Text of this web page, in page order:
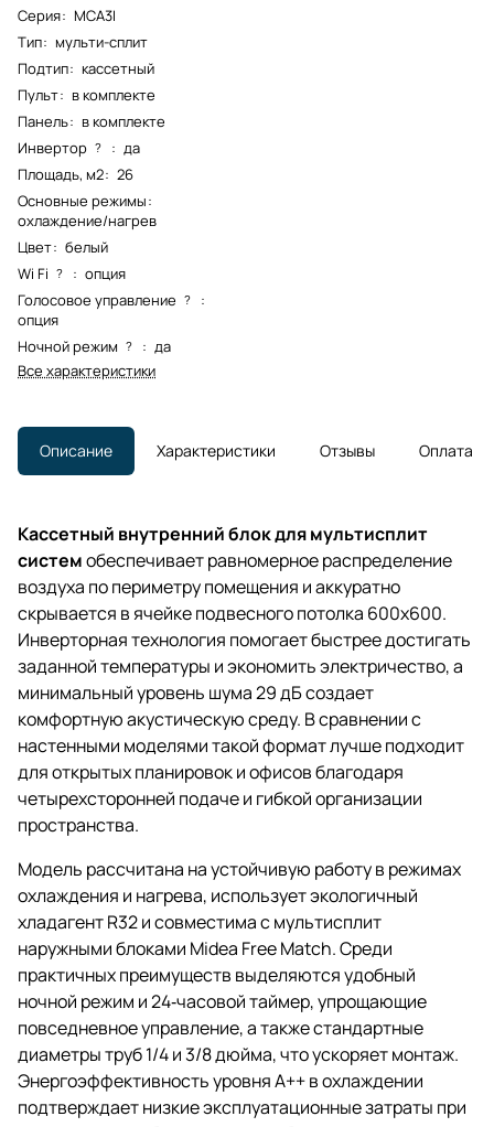
Серия: MCA3I
Тип: мульти-сплит
Подтип: кассетный
Пульт: в комплекте
Панель: в комплекте
Инвертор ? : да
Площадь, м2: 26
Основные режимы:
охлаждение/нагрев
Цвет: белый
Wi Fi ? : опция
Голосовое управление ?
:
опция
Ночной режим ? : да
Все характеристики
Описание Характеристики Отзывы Оплата
Кассетный внутренний блок для мультисплит
системобеспечивает равномерное распределение
воздуха по периметру помещения и аккуратно
скрывается в ячейке подвесного потолка 600x600.
Инверторная технология помогает быстрее достигать
заданной температуры и экономить электричество, а
минимальный уровень шума 29 дБ создает
комфортную акустическую среду. В сравнении с
настенными моделями такой формат лучше подходит
для открытых планировок и офисов благодаря
четырехсторонней подаче и гибкой организации
пространства.
Модель рассчитана на устойчивую работу в режимах
охлаждения и нагрева, использует экологичный
хладагент R32 и совместима с мультисплит
наружными блоками Midea Free Match. Среди
практичных преимуществ выделяются удобный
ночной режим и 24‑часовой таймер, упрощающие
повседневное управление, а также стандартные
диаметры труб 1/4 и 3/8 дюйма, что ускоряет монтаж.
Энергоэффективность уровня A++ в охлаждении
подтверждает низкие эксплуатационные затраты при